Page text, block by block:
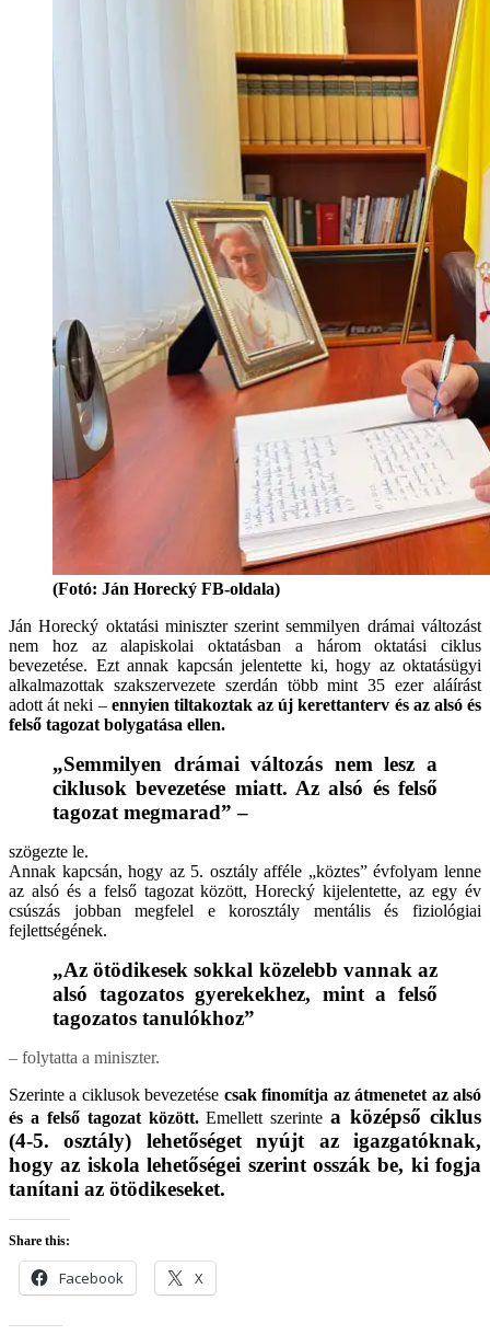
(Fotó: Ján Horecký FB-oldala)
Ján Horecký oktatási miniszter szerint semmilyen drámai változást
nem hoz az alapiskolai oktatásban a három oktatási ciklus
bevezetése. Ezt annak kapcsán jelentette ki, hogy az oktatásügyi
alkalmazottak szakszervezete szerdán több mint 35 ezer aláírást
adott át neki – ennyien tiltakoztak az új kerettanterv és az alsó és
felső tagozat bolygatása ellen.
„Semmilyen drámai változás nem lesz a
ciklusok bevezetése miatt. Az alsó és felső
tagozat megmarad” –
szögezte le.
Annak kapcsán, hogy az 5. osztály afféle „köztes” évfolyam lenne
az alsó és a felső tagozat között, Horecký kijelentette, az egy év
csúszás jobban megfelel e korosztály mentális és fiziológiai
fejlettségének.
„Az ötödikesek sokkal közelebb vannak az
alsó tagozatos gyerekekhez, mint a felső
tagozatos tanulókhoz”
– folytatta a miniszter.
Szerinte a ciklusok bevezetése csak finomítja az átmenetet az alsó
és a felső tagozat között.Emellett szerintea középső ciklus
(4-5. osztály) lehetőséget nyújt az igazgatóknak,
hogy az iskola lehetőségei szerint osszák be, ki fogja
tanítani az ötödikeseket.
Share this:
Facebook X